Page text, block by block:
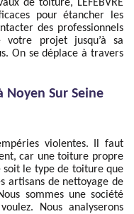
de toiture, LEFEBVRE
pour étancher les
des professionnels
projet jusqu’à sa
On se déplace à travers
Sur Seine
violentes. Il faut
car une toiture propre
le type de toiture que
artisans de nettoyage de
sommes une société
Nous analyserons